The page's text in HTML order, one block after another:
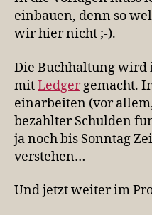
einbauen, denn so
wir hier nicht ;-).
Die Buchhaltung wird
mitLedger gemacht.
einarbeiten (vor
bezahlter Schulden
ja noch bis Sonntag
verstehen…
Und jetzt weiter im